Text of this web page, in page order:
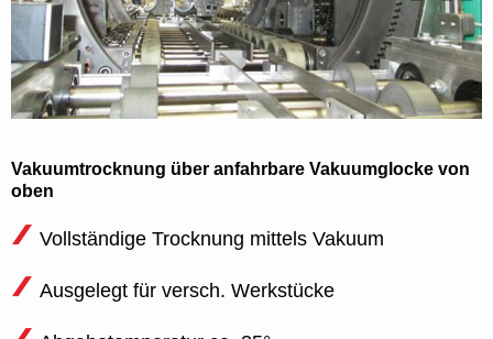
Vakuumtrocknung über anfahrbare Vakuumglocke von
oben
Vollständige Trocknung mittels Vakuum
Ausgelegt für versch. Werkstücke